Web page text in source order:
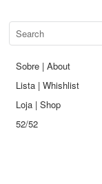
Sobre | About
Lista | Whishlist
Loja | Shop
52/52